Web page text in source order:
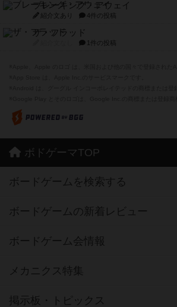
ブレーキング・アウェイ
紹介文あり 4件の投稿
ザ・フラッド
1件の投稿
ボドゲーマTOP
ボードゲームを検索する
ボードゲームの新着レビュー
ボードゲーム会情報
メカニクス特集
掲示板・トピックス